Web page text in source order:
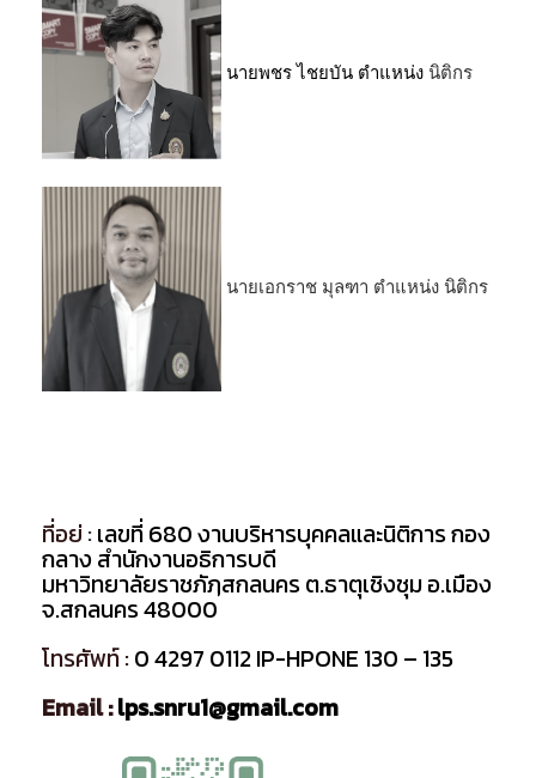
นายพชร ไชยบัน ตำแหน่งนิติกร
นายเอกราช มุลฑา ตำแหน่ง นิติกร
ที่อยู่:เลขที่ 680งานบริหารบุคคลและนิติการ กอง
กลาง สำนักงานอธิการบดี
มหาวิทยาลัยราชภัฏสกลนคร ต.ธาตุเชิงชุม อ.เมือง
จ.สกลนคร 48000
โทรศัพท์ :0 4297 0112 IP-HPONE 130 – 135
Email :lps.snru1@gmail.com